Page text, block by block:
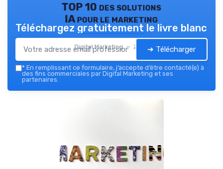
TOP 10 des solutions
IA pour le marketing
Digital Marketing — 2026
Téléchargez gratuitement le livre blanc
➔ Télécharger
* En remplissant ce formulaire, j’accepte d’être contacté(e) à
des fins commerciales par Digital Marketing et ses
partenaires.